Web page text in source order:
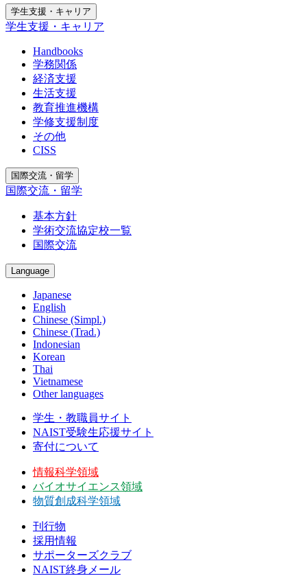
学生支援・キャリア
学生支援・キャリア
Handbooks
学務関係
経済支援
生活支援
教育推進機構
学修支援制度
その他
CISS
国際交流・留学
国際交流・留学
基本方針
学術交流協定校一覧
国際交流
Language
Japanese
English
Chinese (Simpl.)
Chinese (Trad.)
Indonesian
Korean
Thai
Vietnamese
Other languages
学生・教職員サイト
NAIST受験生応援サイト
寄付について
情報科学領域
バイオサイエンス領域
物質創成科学領域
刊行物
採用情報
サポーターズクラブ
NAIST終身メール